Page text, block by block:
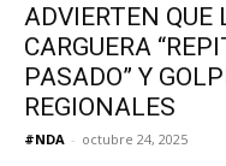
ADVIERTEN QUE
CARGUERA
PASADO” Y
REGIONALES
#NDA - octubre 24, 2025